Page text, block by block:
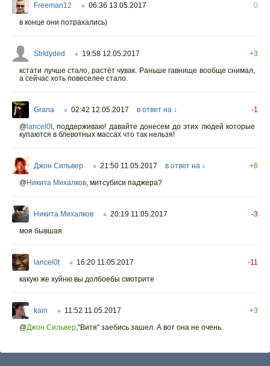
Freeman12 ○ 06:36 13.05.2017
0
в конце они потрахались)
StrIdyded ○ 19:58 12.05.2017
+3
кстати лучше стало, растёт чувак. Раньше гавнище вообще снимал,
а сейчас хоть повеселее стало.
Grana ○ 02:42 12.05.2017 в ответ на ↓
-1
@lancel0t,поддерживаю! давайте донесем до этих людей которые
купаются в блевотных массах что так нельзя!
Джон Сильвер ○ 21:50 11.05.2017 в ответ на ↓
+6
@Никита Михалков митсубиси паджера?
Никита Михалков ○ 20:19 11.05.2017
-3
моя бывшая
lancel0t ○ 16:20 11.05.2017
-11
какую же хуйню вы долбоебы смотрите
kain ○ 11:52 11.05.2017
+3
@Джон Сильвер ,"Витя" заебись зашел. А вот она не очень.